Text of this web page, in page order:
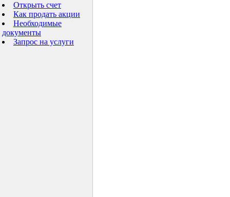
Открыть счет
Как продать акции
Необходимые
документы
Запрос на услуги